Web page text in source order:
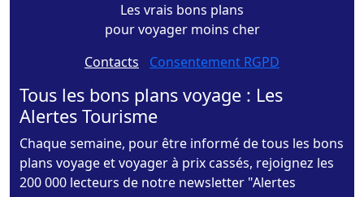
Les vrais bons plans
pour voyager moins cher
Contacts - Consentement RGPD
Tous les bons plans voyage : Les
Alertes Tourisme
Chaque semaine, pour être informé de tous les bons
plans voyage et voyager à prix cassés, rejoignez les
200 000 lecteurs de notre newsletter "Alertes